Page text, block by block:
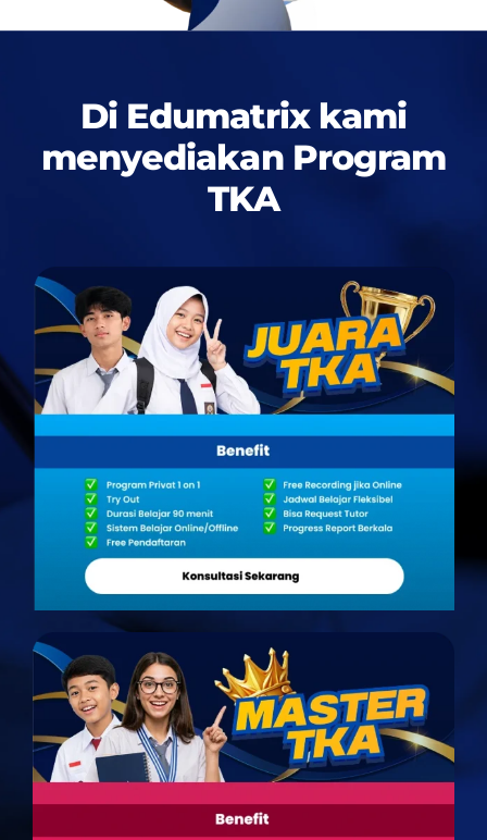
Di Edumatrix kami
menyediakan Program
TKA